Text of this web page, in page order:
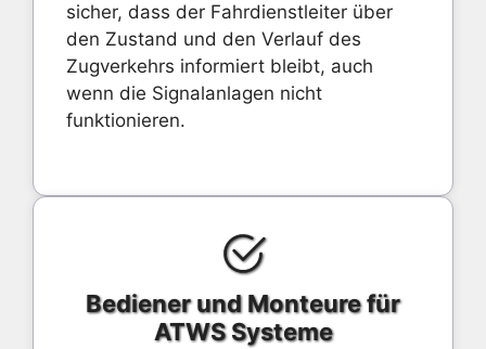
sicher, dass der Fahrdienstleiter über
den Zustand und den Verlauf des
Zugverkehrs informiert bleibt, auch
wenn die Signalanlagen nicht
funktionieren.
Bediener und Monteure für
ATWS Systeme